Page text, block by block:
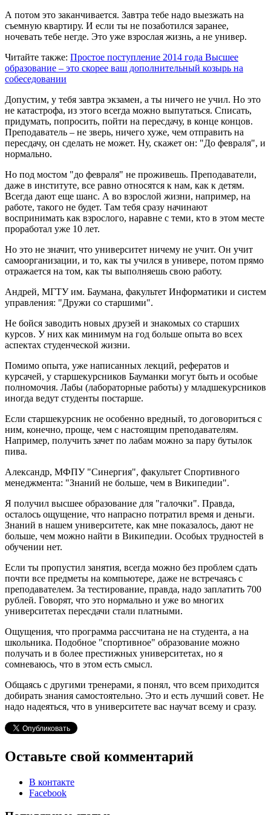
А потом это заканчивается. Завтра тебе надо выезжать на
съемную квартиру. И если ты не позаботился заранее,
ночевать тебе негде. Это уже взрослая жизнь, а не универ.
Читайте также: Простое поступление 2014 года Высшее
образование – это скорее ваш дополнительный козырь на
собеседовании
Допустим, у тебя завтра экзамен, а ты ничего не учил. Но это
не катастрофа, из этого всегда можно выпутаться. Списать,
придумать, попросить, пойти на пересдачу, в конце концов.
Преподаватель – не зверь, ничего хуже, чем отправить на
пересдачу, он сделать не может. Ну, скажет он: "До февраля", и
нормально.
Но под мостом "до февраля" не проживешь. Преподаватели,
даже в институте, все равно относятся к нам, как к детям.
Всегда дают еще шанс. А во взрослой жизни, например, на
работе, такого не будет. Там тебя сразу начинают
воспринимать как взрослого, наравне с теми, кто в этом месте
проработал уже 10 лет.
Но это не значит, что университет ничему не учит. Он учит
самоорганизации, и то, как ты учился в универе, потом прямо
отражается на том, как ты выполняешь свою работу.
Андрей, МГТУ им. Баумана, факультет Информатики и систем
управления: "Дружи со старшими".
Не бойся заводить новых друзей и знакомых со старших
курсов. У них как минимум на год больше опыта во всех
аспектах студенческой жизни.
Помимо опыта, уже написанных лекций, рефератов и
курсачей, у старшекурсников Бауманки могут быть и особые
полномочия. Лабы (лабораторные работы) у младшекурсников
иногда ведут студенты постарше.
Если старшекурсник не особенно вредный, то договориться с
ним, конечно, проще, чем с настоящим преподавателям.
Например, получить зачет по лабам можно за пару бутылок
пива.
Александр, МФПУ "Синергия", факультет Спортивного
менеджмента: "Знаний не больше, чем в Википедии".
Я получил высшее образование для "галочки". Правда,
осталось ощущение, что напрасно потратил время и деньги.
Знаний в нашем университете, как мне показалось, дают не
больше, чем можно найти в Википедии. Особых трудностей в
обучении нет.
Если ты пропустил занятия, всегда можно без проблем сдать
почти все предметы на компьютере, даже не встречаясь с
преподавателем. За тестирование, правда, надо заплатить 700
рублей. Говорят, что это нормально и уже во многих
университетах пересдачи стали платными.
Ощущения, что программа рассчитана не на студента, а на
школьника. Подобное "спортивное" образование можно
получать и в более престижных университетах, но я
сомневаюсь, что в этом есть смысл.
Общаясь с другими тренерами, я понял, что всем приходится
добирать знания самостоятельно. Это и есть лучший совет. Не
надо надеяться, что в университете вас научат всему и сразу.
Оставьте свой комментарий
В контакте
Facebook